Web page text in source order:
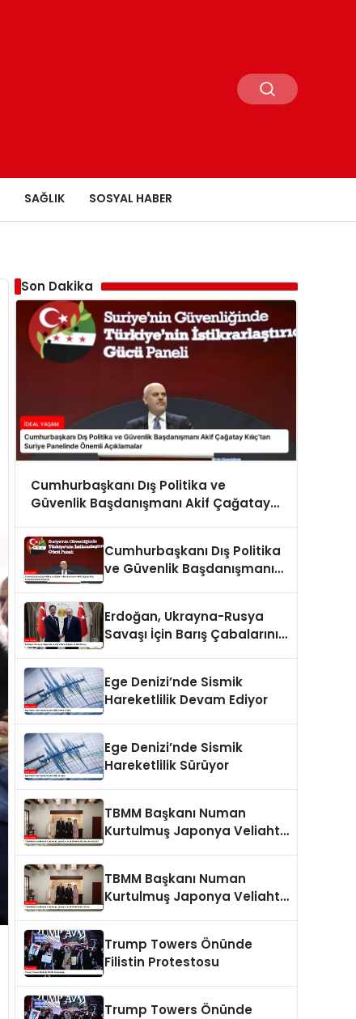
SAĞLIK SOSYAL HABER
Son Dakika
Cumhurbaşkanı Dış Politika ve
Güvenlik Başdanışmanı Akif Çağatay
Açıklamalar
Cumhurbaşkanı Dış Politika
ve Güvenlik Başdanışmanı
Erdoğan, Ukrayna-Rusya
Savaşı İçin Barış Çabalarını
Ege Denizi’nde Sismik
Hareketlilik Devam Ediyor
Ege Denizi’nde Sismik
Hareketlilik Sürüyor
TBMM Başkanı Numan
Kurtulmuş Japonya Veliaht
TBMM Başkanı Numan
Kurtulmuş Japonya Veliaht
Trump Towers Önünde
Filistin Protestosu
Trump Towers Önünde